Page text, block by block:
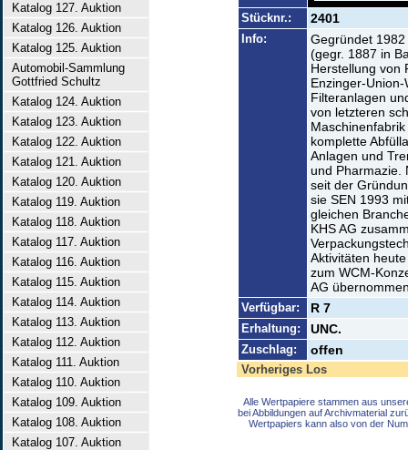
Katalog 127. Auktion
Katalog 126. Auktion
Katalog 125. Auktion
Automobil-Sammlung
Gottfried Schultz
Katalog 124. Auktion
Katalog 123. Auktion
Katalog 122. Auktion
Katalog 121. Auktion
Katalog 120. Auktion
Katalog 119. Auktion
Katalog 118. Auktion
Katalog 117. Auktion
Katalog 116. Auktion
Katalog 115. Auktion
Katalog 114. Auktion
Katalog 113. Auktion
Katalog 112. Auktion
Katalog 111. Auktion
Katalog 110. Auktion
Katalog 109. Auktion
Katalog 108. Auktion
Katalog 107. Auktion
Stücknr.: 2401
Info:
Gegründet
(gegr. 1887 in
Herstellung von
Enzinger-
Filteranlagen
von letzteren
komplette
Anlagen und
und Pharmazie.
seit der
sie SEN 1993
gleichen
KHS AG
Aktivitäten
zum WCM-
AG
Verfügbar: R 7
Erhaltung: UNC.
Zuschlag: offen
Vorheriges Los
Alle Wertpapiere stammen aus
bei Abbildungen auf Archivmaterial
Wertpapiers kann also von der